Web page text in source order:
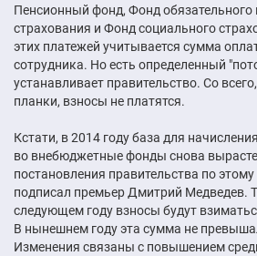
Пенсионный фонд, Фонд обязательного
страхования и Фонд социального
этих платежей учитывается сумма
сотрудника. Но есть определенный
устанавливает правительство. Со
планки, взносы не платятся.
Кстати, в 2014 году база для
во внебюджетные фонды снова
постановления правительства по
подписал премьер Дмитрий Медведев.
следующем году взносы будут
В нынешнем году эта сумма не
Изменения связаны с повышением